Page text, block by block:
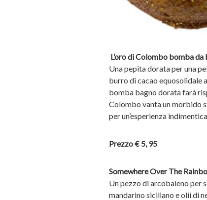
L’oro di Colombo bomba da
Una pepita dorata per una
burro di cacao equosolidale
bomba bagno dorata farà
Colombo vanta un morbido
per un’esperienza
Prezzo € 5, 95
Somewhere Over The
Un pezzo di arcobaleno per
mandarino siciliano e olii di